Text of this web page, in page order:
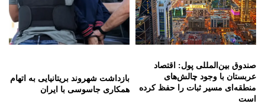
صندوق بین‌المللی پول: اقتصاد
عربستان با وجود چالش‌های
منطقه‌ای مسیر ثبات را حفظ کرده
است
بازداشت شهروند بریتانیایی به اتهام
همکاری جاسوسی با ایران